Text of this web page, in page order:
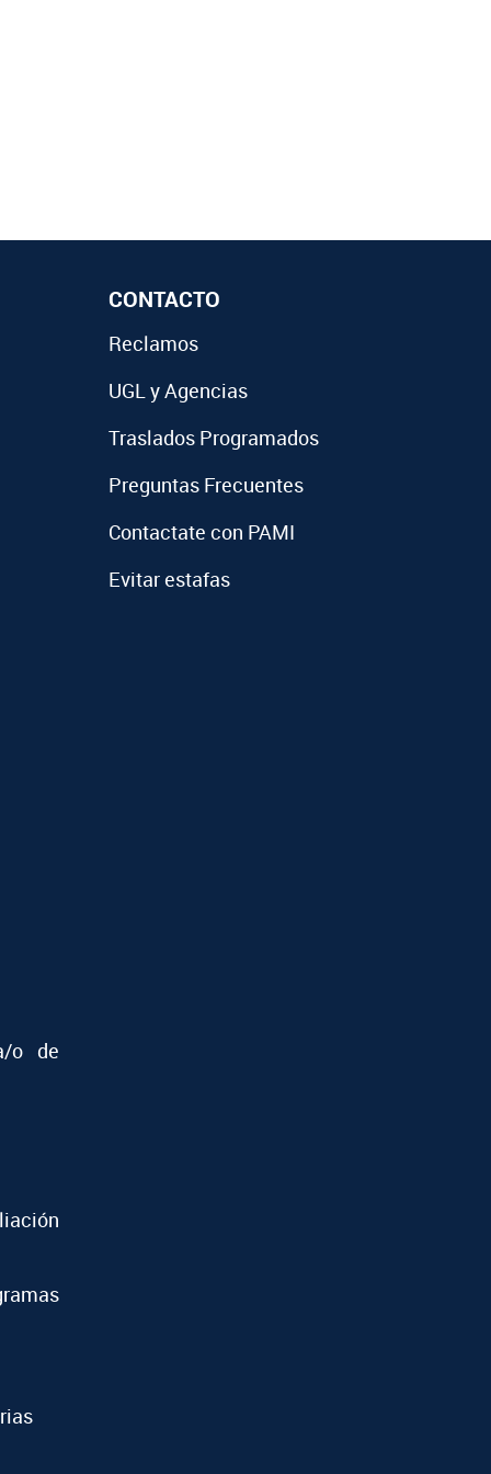
o de
CONTACTO
Reclamos
UGL y Agencias
Traslados Programados
Preguntas Frecuentes
Contactate con PAMI
Evitar estafas